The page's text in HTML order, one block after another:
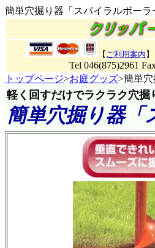
簡単穴掘り器「スパイラルボーラ
【 ご利用案内
Tel 046(875)2961
トップページ>お庭グッズ>簡単
軽く回すだけでラクラク穴掘
簡単穴掘り器「